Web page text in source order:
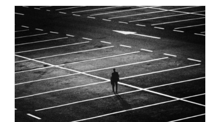
Zur
Nachhaltigen
Transformation”
Beim
Springer
Gabler
Verlag
Erschienen!